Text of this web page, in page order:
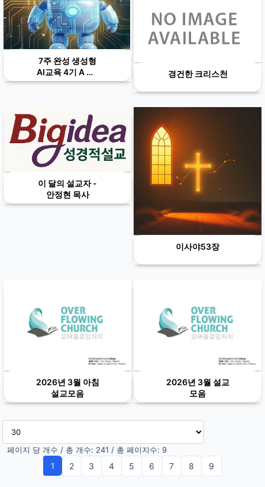
7주 완성 생성형
AI교육 4기 A 반(
화요반) /B 반 (토
경건한 크리스천
이 달의 설교자 -
안정현 목사
이사야53장
2026년 3월 아침
설교모음
2026년 3월 설교
모음
페이지 당 개수 / 총 개수: 241 / 총 페이지수: 9
1 (current)
2 3 4 5 6 7 8 9